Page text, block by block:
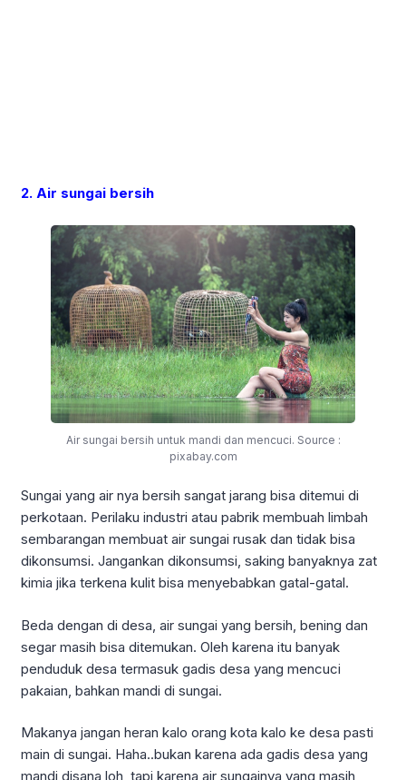
2. Air sungai bersih
Air sungai bersih untuk mandi dan mencuci. Source :
pixabay.com
Sungai yang air nya bersih sangat jarang bisa ditemui di
perkotaan. Perilaku industri atau pabrik membuah limbah
sembarangan membuat air sungai rusak dan tidak bisa
dikonsumsi. Jangankan dikonsumsi, saking banyaknya zat
kimia jika terkena kulit bisa menyebabkan gatal-gatal.
Beda dengan di desa, air sungai yang bersih, bening dan
segar masih bisa ditemukan. Oleh karena itu banyak
penduduk desa termasuk gadis desa yang mencuci
pakaian, bahkan mandi di sungai.
Makanya jangan heran kalo orang kota kalo ke desa pasti
main di sungai. Haha..bukan karena ada gadis desa yang
mandi disana loh, tapi karena air sungainya yang masih